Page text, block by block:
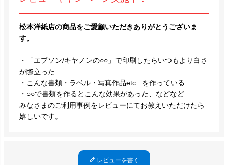
松本洋紙店の商品をご愛顧いただきありがとうございま
す。
・「エプソン/キヤノンの○○」で印刷したらいつもより白さ
が際立った
・こんな書類・ラベル・写真作品etc...を作っている
・○○で書類を作るとこんな効果があった、などなど
みなさまのご利用事例をレビューにてお教えいただけたら
嬉しいです。
レビューを書く